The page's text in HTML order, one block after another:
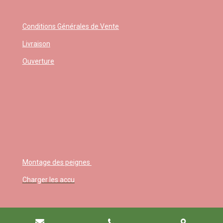
Conditions Générales de Vente
Livraison
Ouverture
Montage des peignes
Charger les accu